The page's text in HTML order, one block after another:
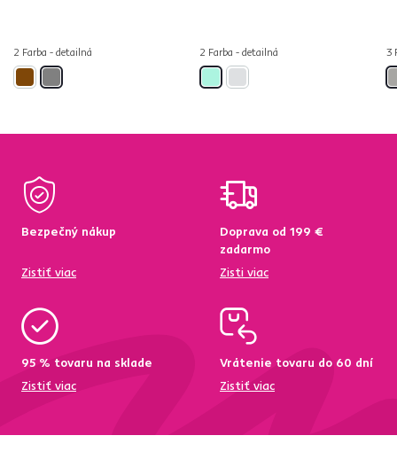
2 Farba - detailná 2 Farba - detailná 3
Bezpečný nákup
Zistiť viac
Doprava od 199 €
zadarmo
Zisti viac
95 % tovaru na sklade
Zistiť viac
Vrátenie tovaru do 60 dní
Zistiť viac